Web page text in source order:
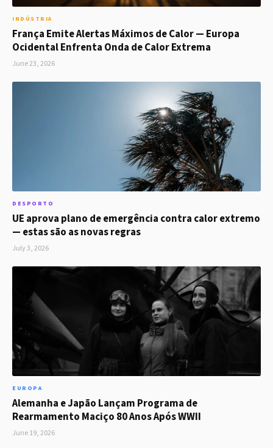
INDÚSTRIA
França Emite Alertas Máximos de Calor — Europa
Ocidental Enfrenta Onda de Calor Extrema
June 23, 2026
DESPORTO
UE aprova plano de emergência contra calor extremo
— estas são as novas regras
July 3, 2026
EUROPA
Alemanha e Japão Lançam Programa de
Rearmamento Maciço 80 Anos Após WWII
June 19, 2026